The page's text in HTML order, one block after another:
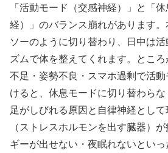
「活動モード（交感神経）」と「
経）」のバランス崩れがあります
ソーのように切り替わり、日中は
ズムで体を整えてくれます。とこ
不足・姿勢不良・スマホ過剰で活
けると、休息モードに切り替わら
足がしびれる原因と自律神経とし
（ストレスホルモンを出す臓器）
ギーが出せない・夜眠れないといっ